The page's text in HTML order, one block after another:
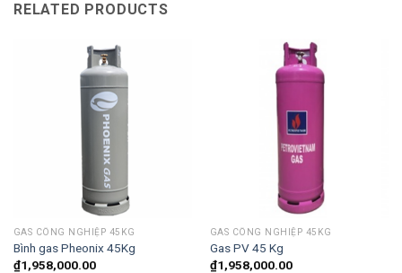
RELATED PRODUCTS
GAS CÔNG NGHIỆP 45KG
Bình gas Pheonix 45Kg
₫1,958,000.00
GAS CÔNG NGHIỆP 45KG
Gas PV 45 Kg
₫1,958,000.00